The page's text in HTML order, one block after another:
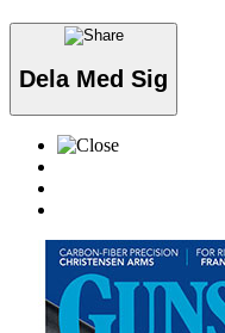
Dela Med Sig